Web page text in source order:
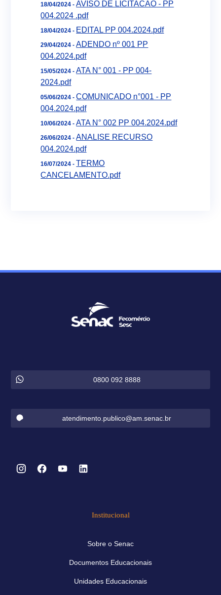
18/04/2024 -AVISO DE LICITACAO - PP
004.2024 .pdf
18/04/2024 - EDITAL PP 004.2024.pdf
29/04/2024 -ADENDO nº 001 PP
004.2024.pdf
15/05/2024 -ATA N° 001 - PP 004-
2024.pdf
05/06/2024 -COMUNICADO n°001 - PP
004.2024.pdf
10/06/2024 -ATA N° 002 PP 004.2024.pdf
26/06/2024 -ANALISE RECURSO
004.2024.pdf
16/07/2024 - TERMO
CANCELAMENTO.pdf
0800 092 8888
atendimento.publico@am.senac.br
Institucional
Sobre o Senac
Documentos Educacionais
Unidades Educacionais